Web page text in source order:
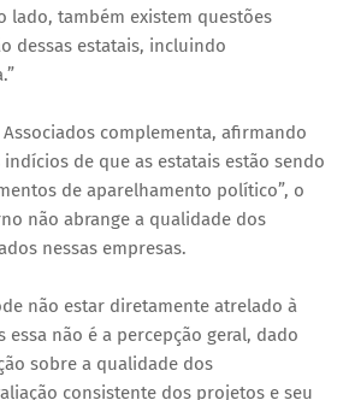
lado, também existem questões
dessas estatais, incluindo
Associados complementa, afirmando
de que as estatais estão sendo
de aparelhamento político”, o
não abrange a qualidade dos
nessas empresas.
não estar diretamente atrelado à
essa não é a percepção geral, dado
sobre a qualidade dos
consistente dos projetos e seu